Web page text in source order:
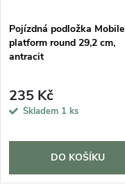
Pojízdná podložka Mobile
platform round 29,2 cm,
antracit
235 Kč
Skladem 1 ks
DO KOŠÍKU